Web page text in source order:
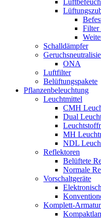
Filter
Schalldämpfer
ONA
Luftfilter
Belüftungspakete
Pflanzenbeleuchtung
Leuchtmittel
CMH
Dual
MH
NDL
Reflektoren
Belüftete
Normale
Vorschaltgeräte
Komplett-